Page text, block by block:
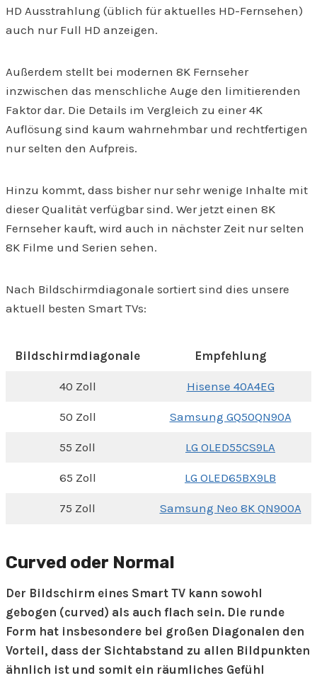
HD Ausstrahlung (üblich für aktuelles HD-Fernsehen)
auch nur Full HD anzeigen.
Außerdem stellt bei modernen 8K Fernseher
inzwischen das menschliche Auge den limitierenden
Faktor dar. Die Details im Vergleich zu einer 4K
Auflösung sind kaum wahrnehmbar und rechtfertigen
nur selten den Aufpreis.
Hinzu kommt, dass bisher nur sehr wenige Inhalte mit
dieser Qualität verfügbar sind. Wer jetzt einen 8K
Fernseher kauft, wird auch in nächster Zeit nur selten
8K Filme und Serien sehen.
Nach Bildschirmdiagonale sortiert sind dies unsere
aktuell besten Smart TVs:
Bildschirmdiagonale Empfehlung
40 Zoll Hisense 40A4EG
50 Zoll Samsung GQ50QN90A
55 Zoll LG OLED55CS9LA
65 Zoll LG OLED65BX9LB
75 Zoll Samsung Neo 8K QN900A
Curved oder Normal
Der Bildschirm eines Smart TV kann sowohl
gebogen (curved) als auch flach sein. Die runde
Form hat insbesondere bei großen Diagonalen den
Vorteil, dass der Sichtabstand zu allen Bildpunkten
ähnlich ist und somit ein räumliches Gefühl